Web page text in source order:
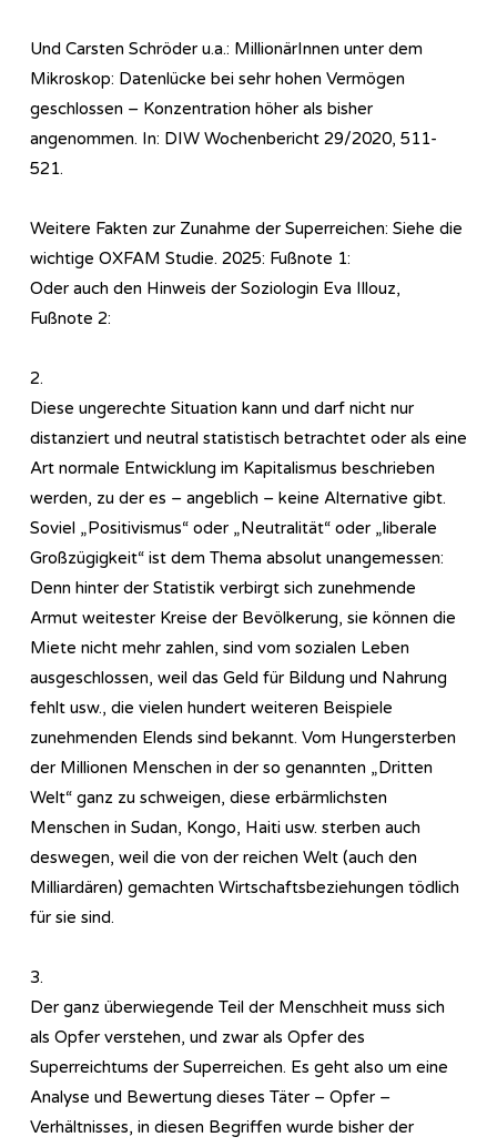
Und Carsten Schröder u.a.: MillionärInnen unter dem
Mikroskop: Datenlücke bei sehr hohen Vermögen
geschlossen – Konzentration höher als bisher
angenommen. In: DIW Wochenbericht 29/2020, 511-
521.
Weitere Fakten zur Zunahme der Superreichen: Siehe die
wichtige OXFAM Studie. 2025: Fußnote 1:
Oder auch den Hinweis der Soziologin Eva Illouz,
Fußnote 2:
2.
Diese ungerechte Situation kann und darf nicht nur
distanziert und neutral statistisch betrachtet oder als eine
Art normale Entwicklung im Kapitalismus beschrieben
werden, zu der es – angeblich – keine Alternative gibt.
Soviel „Positivismus“ oder „Neutralität“ oder „liberale
Großzügigkeit“ ist dem Thema absolut unangemessen:
Denn hinter der Statistik verbirgt sich zunehmende
Armut weitester Kreise der Bevölkerung, sie können die
Miete nicht mehr zahlen, sind vom sozialen Leben
ausgeschlossen, weil das Geld für Bildung und Nahrung
fehlt usw., die vielen hundert weiteren Beispiele
zunehmenden Elends sind bekannt. Vom Hungersterben
der Millionen Menschen in der so genannten „Dritten
Welt“ ganz zu schweigen, diese erbärmlichsten
Menschen in Sudan, Kongo, Haiti usw. sterben auch
deswegen, weil die von der reichen Welt (auch den
Milliardären) gemachten Wirtschaftsbeziehungen tödlich
für sie sind.
3.
Der ganz überwiegende Teil der Menschheit muss sich
als Opfer verstehen, und zwar als Opfer des
Superreichtums der Superreichen. Es geht also um eine
Analyse und Bewertung dieses Täter – Opfer –
Verhältnisses, in diesen Begriffen wurde bisher der